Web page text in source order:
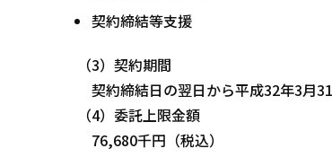
契約締結等支援
（3）契約期間
契約締結日の翌日から平成32年3月
（4）委託上限金額
76,680千円（税込）